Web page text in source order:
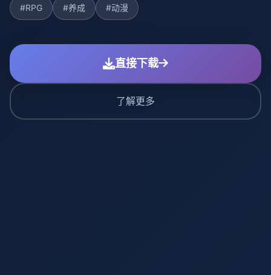
#RPG #养成 #动漫
直接下载
了解更多